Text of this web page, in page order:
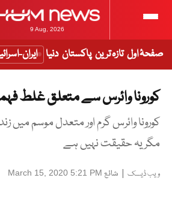
9 Aug, 2026
صفحۂ اول تازہ ترین پاکستان دنیا ایران-
کورونا وائرس سے متعلق غلط
کورونا وائرس گرم اور متعدل موسم میں
مگر یہ حقیقت نہیں ہے
ویب ڈیسک | شائع March 15, 2020 5:21 PM